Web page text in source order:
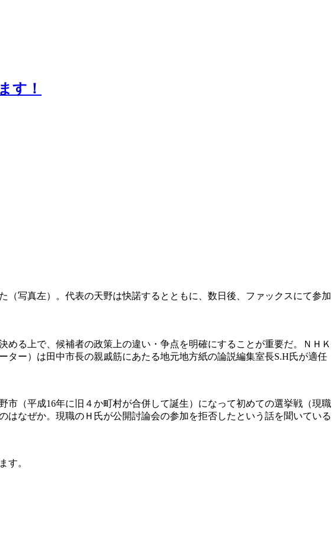
す！
写真左）。代表の天野は快諾するとともに、数日後、ファックスにて参加
る上で、候補者の政策上の違い・争点を明確にすることが重要だ。ＮＨＫ
ー）は田中市長の親戚筋にあたる地元地方紙の論説編集室長S.H氏が適任
（平成16年に旧４か町村が合併して誕生）になって初めての選挙戦（現職
なぜか。現職のＨ氏が公開討論会の参加を拒否したという話を聞いている
す。